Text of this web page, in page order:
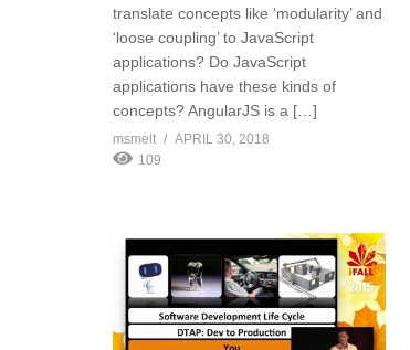
translate concepts like ‘modularity’ and
‘loose coupling’ to JavaScript
applications? Do JavaScript
applications have these kinds of
concepts? AngularJS is a […]
msmelt
APRIL 30, 2018
109